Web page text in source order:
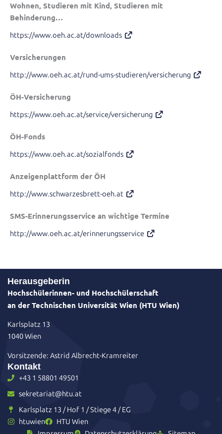
Wohnen, Studieren mit Kind, Studieren mit
Behinderung…
https://www.oeh.ac.at/downloads
Versicherungen
http://www.oeh.ac.at/rund-ums-studieren/versicherung
ÖH-Versicherung
https://www.oeh.ac.at/service/versicherung
ÖH-Fonds
https://www.oeh.ac.at/sozialfonds
Anzeigenplattform der ÖH
http://www.schwarzesbrett-oeh.at
SMS-Erinnerungsservice an wichtige Termine
http://www.oeh.ac.at/erinnerungsservice
Herausgeberin
Hochschülerinnen- und Hochschülerschaft
an der Technischen Universität Wien (HTU Wien)
Karlsplatz 13
1040 Wien
Vorsitzende: Astrid Albrecht-Kramreiter
Kontakt
+43 1 58801 49501
sekretariat@htu.at
Karlsplatz 13 / Hof 1 / Stiege 4 / EG
htuwien
HTU Wien